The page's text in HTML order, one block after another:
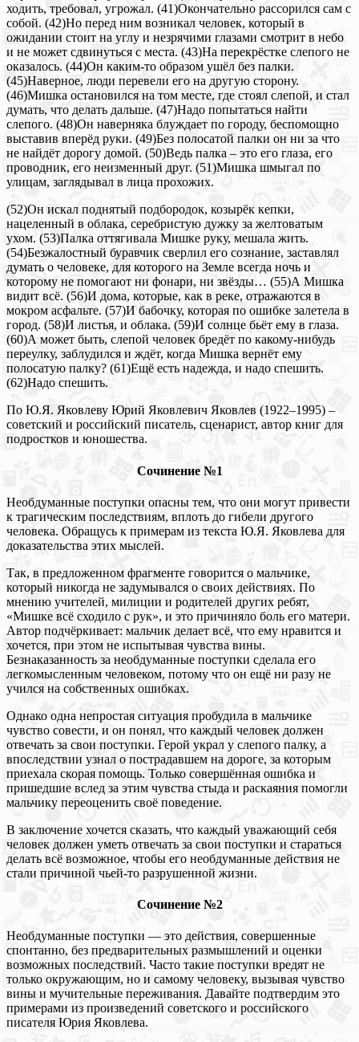
ходить, требовал, угрожал. (41)Окончательно рассорился сам с
собой. (42)Но перед ним возникал человек, который в
ожидании стоит на углу и незрячими глазами смотрит в небо
и не может сдвинуться с места. (43)На перекрёстке слепого не
оказалось. (44)Он каким-то образом ушёл без палки.
(45)Наверное, люди перевели его на другую сторону.
(46)Мишка остановился на том месте, где стоял слепой, и стал
думать, что делать дальше. (47)Надо попытаться найти
слепого. (48)Он наверняка блуждает по городу, беспомощно
выставив вперёд руки. (49)Без полосатой палки он ни за что
не найдёт дорогу домой. (50)Ведь палка ‒ это его глаза, его
проводник, его неизменный друг. (51)Мишка шмыгал по
улицам, заглядывал в лица прохожих.
(52)Он искал поднятый подбородок, козырёк кепки,
нацеленный в облака, серебристую дужку за желтоватым
ухом. (53)Палка оттягивала Мишке руку, мешала жить.
(54)Безжалостный буравчик сверлил его сознание, заставлял
думать о человеке, для которого на Земле всегда ночь и
которому не помогают ни фонари, ни звёзды… (55)А Мишка
видит всё. (56)И дома, которые, как в реке, отражаются в
мокром асфальте. (57)И бабочку, которая по ошибке залетела в
город. (58)И листья, и облака. (59)И солнце бьёт ему в глаза.
(60)А может быть, слепой человек бредёт по какому-нибудь
переулку, заблудился и ждёт, когда Мишка вернёт ему
полосатую палку? (61)Ещё есть надежда, и надо спешить.
(62)Надо спешить.
По Ю.Я. Яковлеву Юрий Яковлевич Яковлев (1922‒1995) –
советский и российский писатель, сценарист, автор книг для
подростков и юношества.
Сочинение №1
Необдуманные поступки опасны тем, что они могут привести
к трагическим последствиям, вплоть до гибели другого
человека. Обращусь к примерам из текста Ю.Я. Яковлева для
доказательства этих мыслей.
Так, в предложенном фрагменте говорится о мальчике,
который никогда не задумывался о своих действиях. По
мнению учителей, милиции и родителей других ребят,
«Мишке всё сходило с рук», и это причиняло боль его матери.
Автор подчёркивает: мальчик делает всё, что ему нравится и
хочется, при этом не испытывая чувства вины.
Безнаказанность за необдуманные поступки сделала его
легкомысленным человеком, потому что он ещё ни разу не
учился на собственных ошибках.
Однако одна непростая ситуация пробудила в мальчике
чувство совести, и он понял, что каждый человек должен
отвечать за свои поступки. Герой украл у слепого палку, а
впоследствии узнал о пострадавшем на дороге, за которым
приехала скорая помощь. Только совершённая ошибка и
пришедшие вслед за этим чувства стыда и раскаяния помогли
мальчику переоценить своё поведение.
В заключение хочется сказать, что каждый уважающий себя
человек должен уметь отвечать за свои поступки и стараться
делать всё возможное, чтобы его необдуманные действия не
стали причиной чьей-то разрушенной жизни.
Сочинение №2
Необдуманные поступки — это действия, совершенные
спонтанно, без предварительных размышлений и оценки
возможных последствий. Часто такие поступки вредят не
только окружающим, но и самому человеку, вызывая чувство
вины и мучительные переживания. Давайте подтвердим это
примерами из произведений советского и российского
писателя Юрия Яковлева.